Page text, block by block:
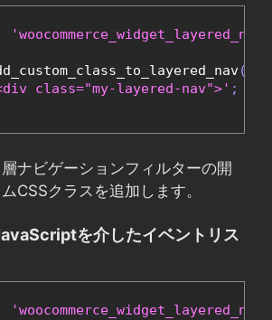
()
class="my-layered-nav">' ;
ナビゲーションフィルターの開
CSSクラスを追加します。
を介したイベントリス